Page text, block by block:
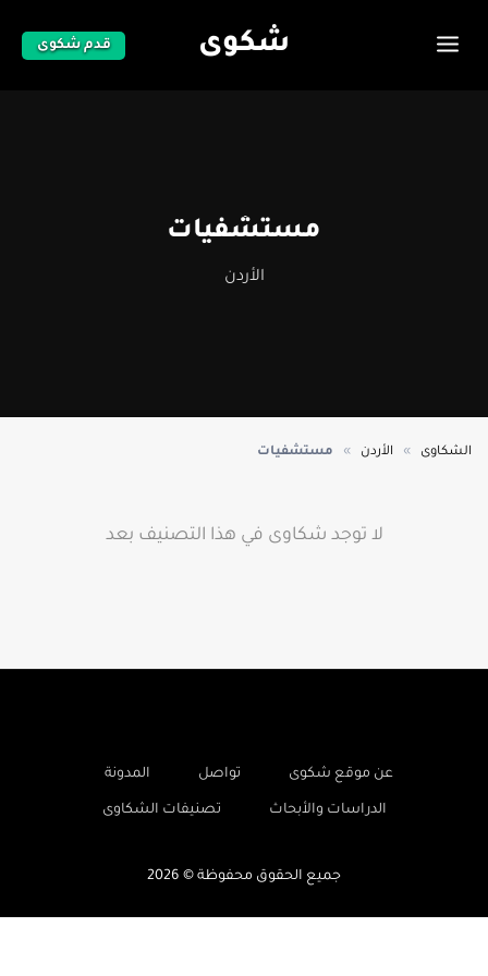
شكوى قدم شكوى
مستشفيات
الأردن
الشكاوى » الأردن » مستشفيات
لا توجد شكاوى في هذا التصنيف بعد
عن موقع شكوى تواصل المدونة
الدراسات والأبحاث تصنيفات الشكاوى
جميع الحقوق محفوظة © 2026